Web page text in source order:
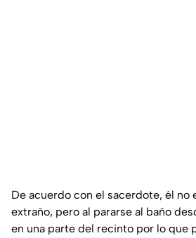
De acuerdo con el sacerdote, él no
extraño, pero al pararse al baño
en una parte del recinto por lo que